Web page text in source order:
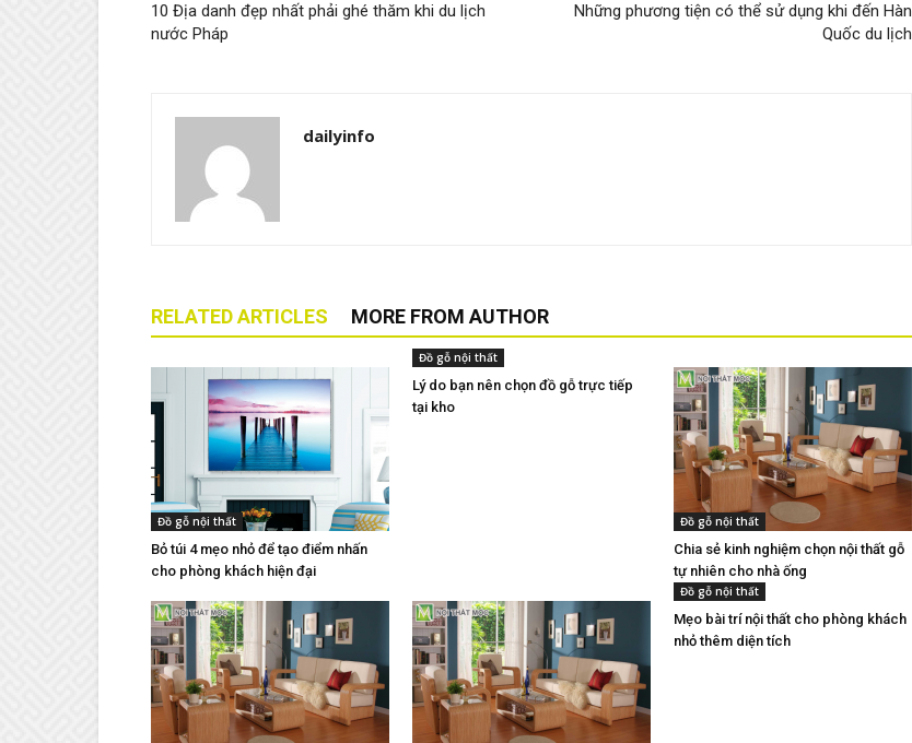
10 Địa danh đẹp nhất phải ghé thăm khi du lịch
nước Pháp
Những phương tiện có thể sử dụng khi đến Hàn
Quốc du lịch
dailyinfo
RELATED ARTICLES MORE FROM AUTHOR
Đồ gỗ nội thất
Bỏ túi 4 mẹo nhỏ để tạo điểm nhấn
cho phòng khách hiện đại
Đồ gỗ nội thất
Lý do bạn nên chọn đồ gỗ trực tiếp
tại kho
Đồ gỗ nội thất
Chia sẻ kinh nghiệm chọn nội thất gỗ
tự nhiên cho nhà ống
Đồ gỗ nội thất
Mẹo bài trí nội thất cho phòng khách
nhỏ thêm diện tích